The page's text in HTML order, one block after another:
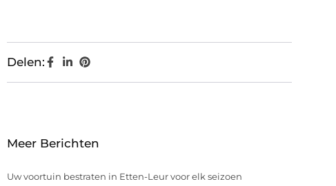
Delen:
Meer Berichten
Uw voortuin bestraten in Etten-Leur voor elk seizoen